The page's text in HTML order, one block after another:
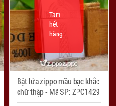
Bật lửa zippo mầu bạc khắc
chữ thập - Mã SP: ZPC1429
Tạm
hết
hàng